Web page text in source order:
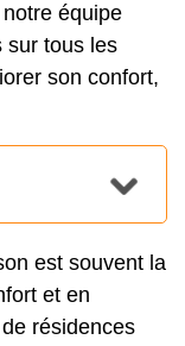
équipe
sur tous les
son confort,
est souvent la
et en
résidences